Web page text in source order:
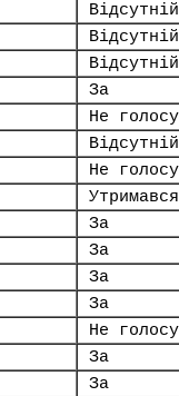
Відсутній
Відсутній
Відсутній
За
Не
Відсутній
Не
Утримався
За
За
За
За
Не
За
За